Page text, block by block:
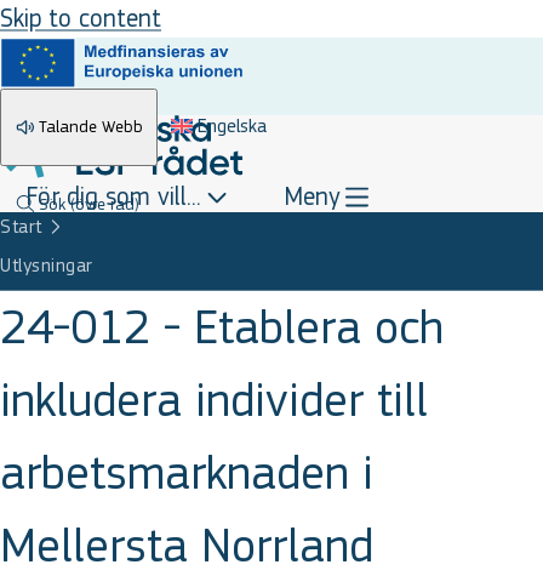
Skip to content
Talande Webb Engelska
Sök(övre rad)
För dig som vill... Meny
Start
Utlysningar
24-012 - Etablera och
inkludera individer till
arbetsmarknaden i
Mellersta Norrland